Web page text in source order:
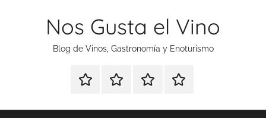
Nos Gusta el Vino
Blog de Vinos, Gastronomía y Enoturismo
Especial
Tonics
Enoturismo
Gastronomía
RankingContacto